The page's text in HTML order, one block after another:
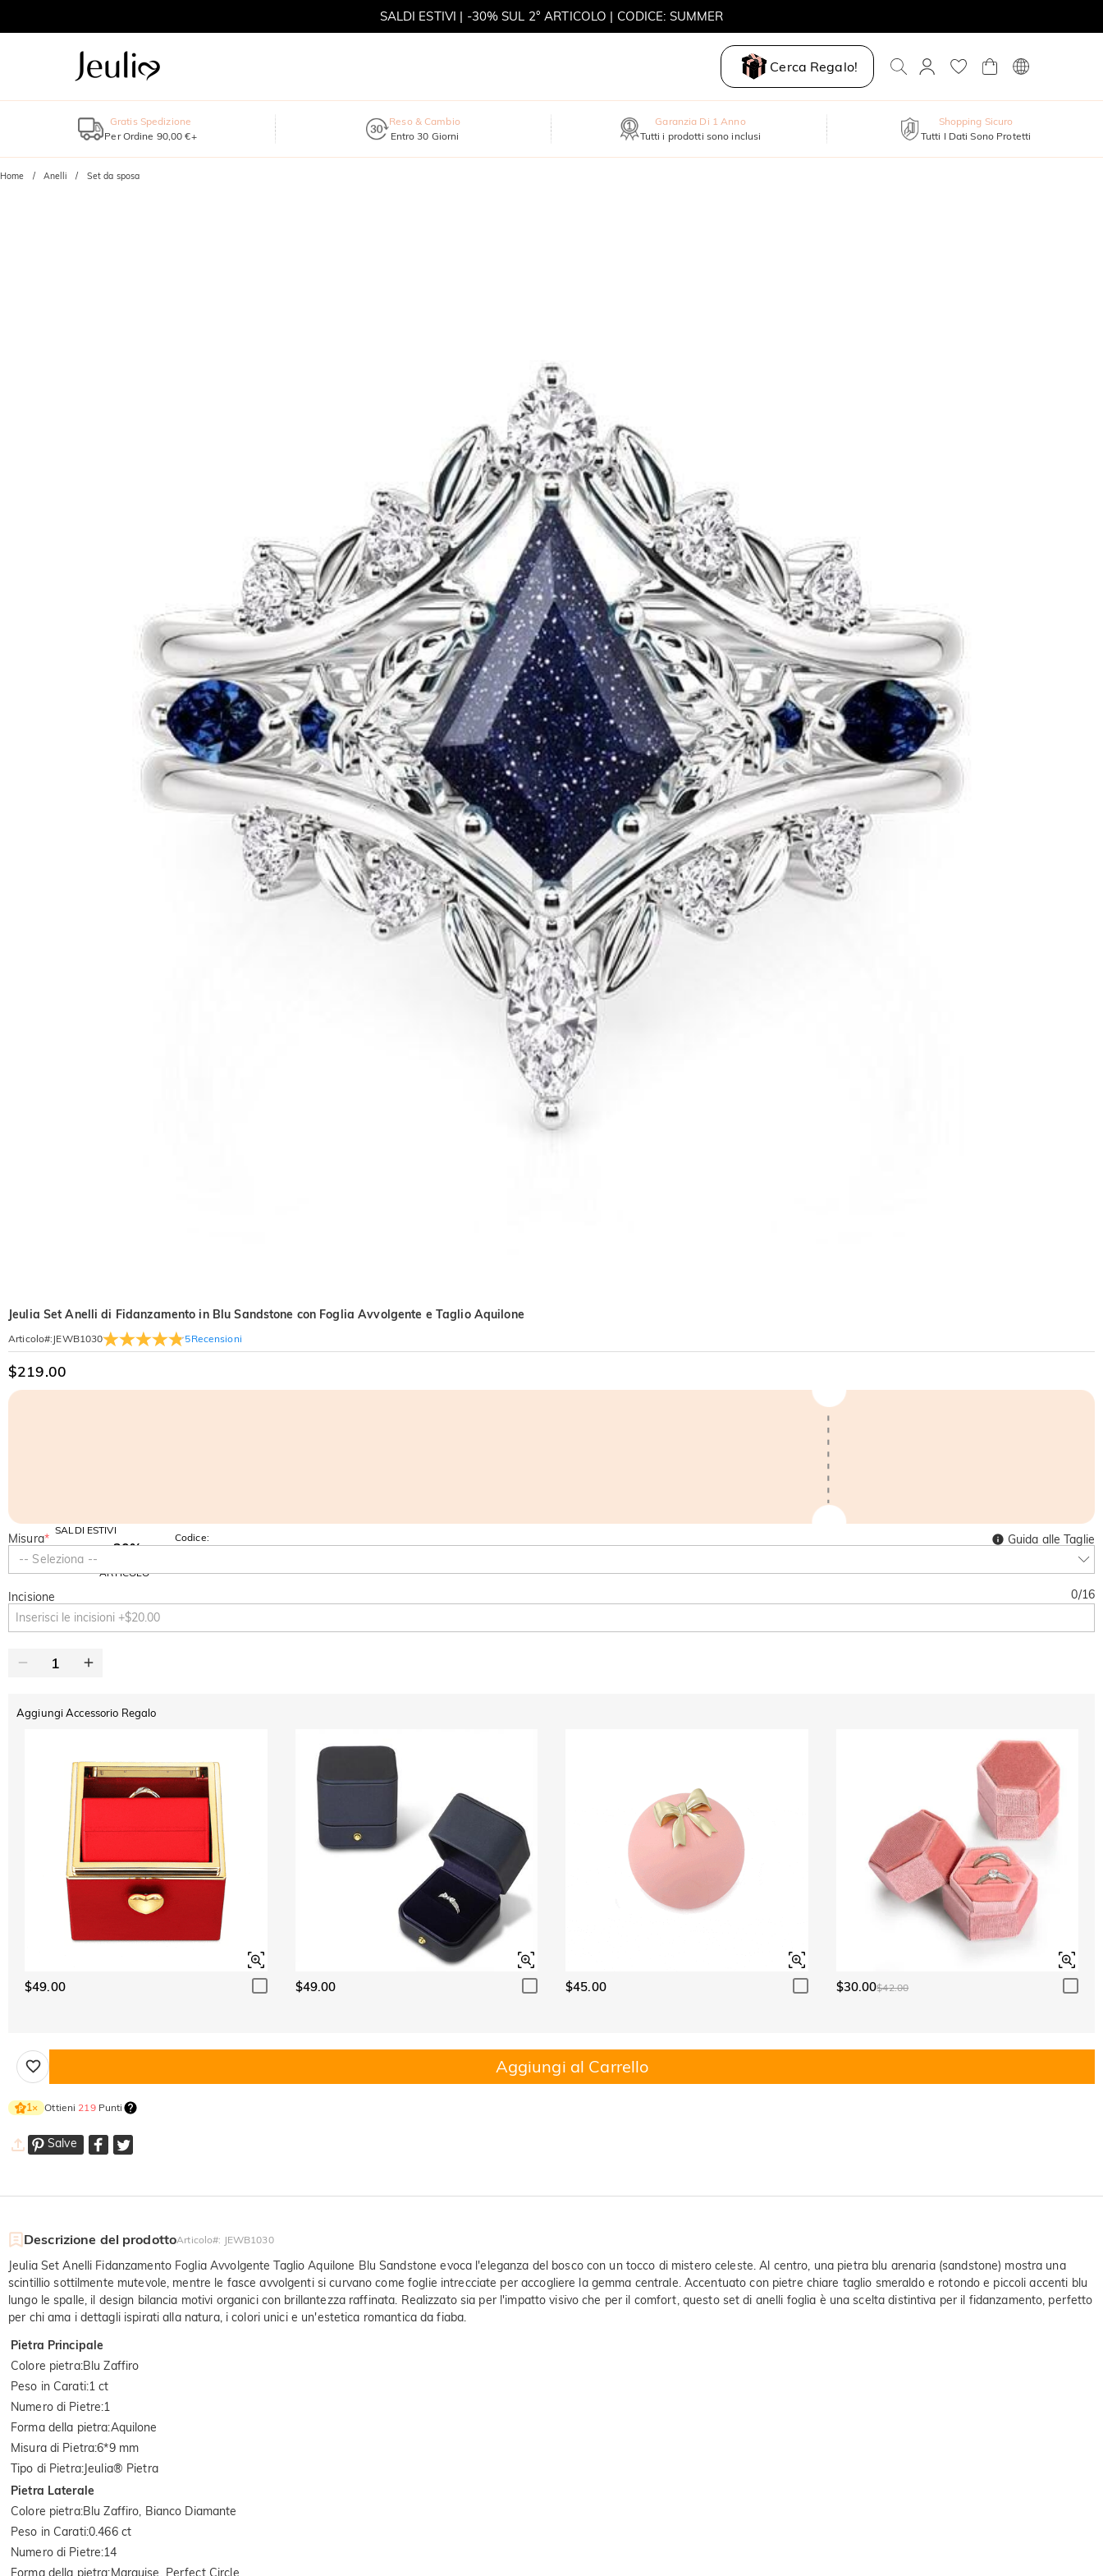
SALDI ESTIVI | -30% SUL 2° ARTICOLO | CODICE: SUMMER
Cerca Regalo!
Gratis Spedizione
Per Ordine 90,00 €+
Reso & Cambio
Entro 30 Giorni
Garanzia Di 1 Anno
Tutti i prodotti sono inclusi
Shopping Sicuro
Tutti I Dati Sono Protetti
Home Anelli Set da sposa
Jeulia Set Anelli di Fidanzamento in Blu Sandstone con Foglia Avvolgente e Taglio Aquilone
Articolo#: JEWB1030 5Recensioni
$219.00
SALDI ESTIVI
-10%
SU TUTTO
-30%
ARTICOLO
Codice:
SUMMER
Misura*
-- Seleziona --
Guida alle Taglie
Incisione 0/16
Aggiungi Accessorio Regalo
$49.00 $49.00 $45.00 $30.00$42.00
Aggiungi al Carrello
1× Ottieni 219Punti
Salve
Descrizione del prodottoArticolo#: JEWB1030
Jeulia Set Anelli Fidanzamento Foglia Avvolgente Taglio Aquilone Blu Sandstone evoca l'eleganza del bosco con un tocco di mistero celeste. Al centro, una pietra blu arenaria (sandstone) mostra una
scintillio sottilmente mutevole, mentre le fasce avvolgenti si curvano come foglie intrecciate per accogliere la gemma centrale. Accentuato con pietre chiare taglio smeraldo e rotondo e piccoli accenti blu
lungo le spalle, il design bilancia motivi organici con brillantezza raffinata. Realizzato sia per l'impatto visivo che per il comfort, questo set di anelli foglia è una scelta distintiva per il fidanzamento, perfetto
per chi ama i dettagli ispirati alla natura, i colori unici e un'estetica romantica da fiaba.
Pietra Principale
Colore pietra:Blu Zaffiro
Peso in Carati:1 ct
Numero di Pietre:1
Forma della pietra:Aquilone
Misura di Pietra:6*9 mm
Tipo di Pietra:Jeulia® Pietra
Pietra Laterale
Colore pietra:Blu Zaffiro, Bianco Diamante
Peso in Carati:0.466 ct
Numero di Pietre:14
Forma della pietra:Marquise, Perfect Circle